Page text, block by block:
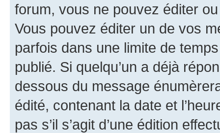
forum, vous ne pouvez éditer
Vous pouvez éditer un de vos
parfois dans une limite de
publié. Si quelqu’un a déjà
dessous du message
édité, contenant la date et
pas s’il s’agit d’une édition